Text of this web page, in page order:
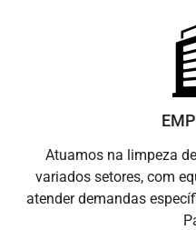
Atuamos na limpeza
variados setores, com
atender demandas